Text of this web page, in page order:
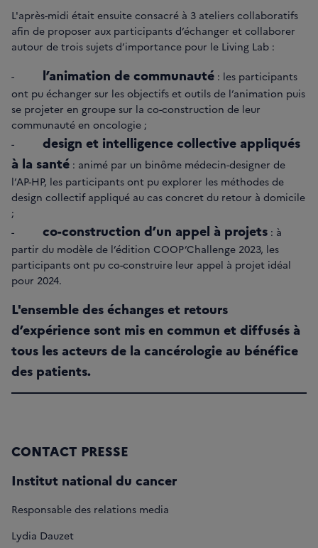
L'après-midi était ensuite consacré à 3 ateliers collaboratifs
afin de proposer aux participants d’échanger et collaborer
autour de trois sujets d’importance pour le Living Lab :
- l’animation de communauté : les participants
ont pu échanger sur les objectifs et outils de l’animation puis
se projeter en groupe sur la co-construction de leur
communauté en oncologie ;
- design et intelligence collective appliqués
à la santé : animé par un binôme médecin-designer de
l’AP-HP, les participants ont pu explorer les méthodes de
design collectif appliqué au cas concret du retour à domicile
;
- co-construction d’un appel à projets : à
partir du modèle de l’édition COOP’Challenge 2023, les
participants ont pu co-construire leur appel à projet idéal
pour 2024.
L'ensemble des échanges et retours
d’expérience sont mis en commun et diffusés à
tous les acteurs de la cancérologie au bénéfice
des patients.
CONTACT PRESSE
Institut national du cancer
Responsable des relations media
Lydia Dauzet